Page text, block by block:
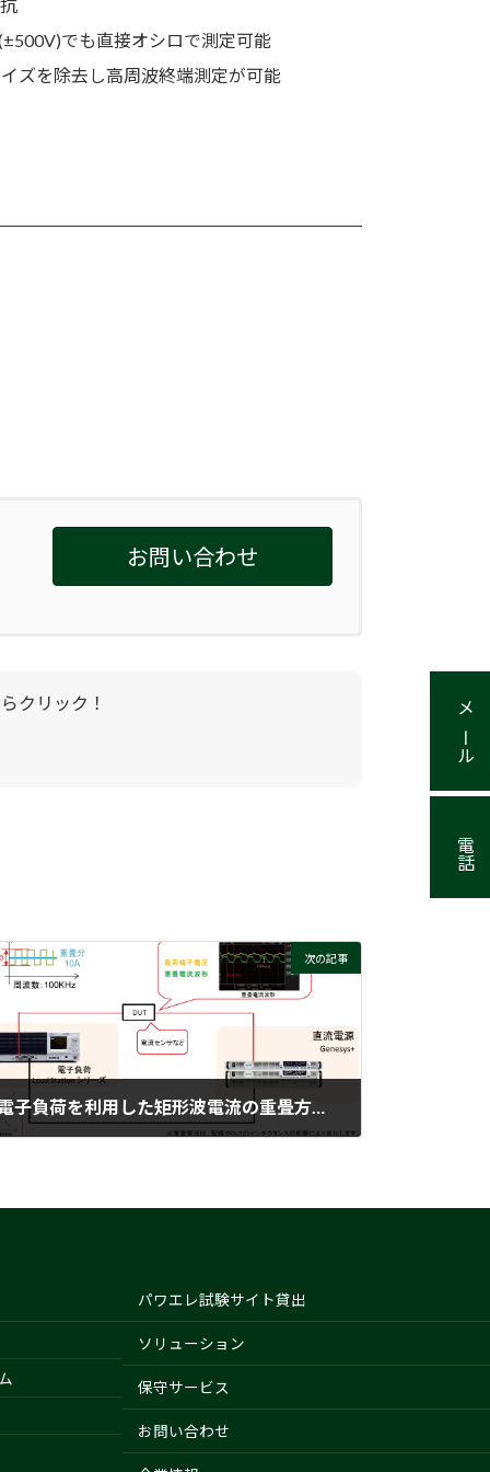
でも直接オシロで測定可能
ズを除去し高周波終端測定が可能
お問い合わせ
メール
電話
次の記事
電子負荷を利用した矩形波電流の重畳方法（電流センサー評価）
パワエレ試験サイト貸出
ソリューション
保守サービス
お問い合わせ